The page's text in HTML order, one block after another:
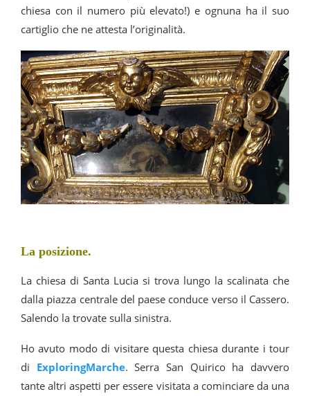
chiesa con il numero più elevato!) e ognuna ha il suo
cartiglio che ne attesta l’originalità.
La posizione.
La chiesa di Santa Lucia si trova lungo la scalinata che
dalla piazza centrale del paese conduce verso il Cassero.
Salendo la trovate sulla sinistra.
Ho avuto modo di visitare questa chiesa durante i tour
di ExploringMarche. Serra San Quirico ha davvero
tante altri aspetti per essere visitata a cominciare da una